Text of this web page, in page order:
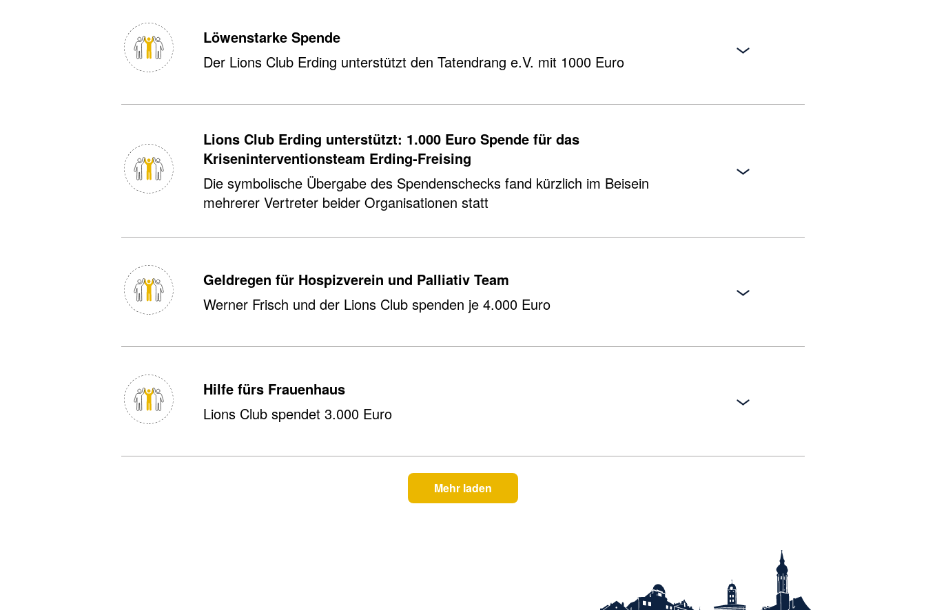
Löwenstarke Spende
Der Lions Club Er­ding un­ter­stützt den Ta­ten­drang e.V. mit 1000 Euro
Lions Club Erding unterstützt: 1.000 Euro Spende für das
Kriseninterventionsteam Erding-Freising
Die symbolische Übergabe des Spendenschecks fand kürzlich im Beisein
mehrerer Vertreter beider Organisationen statt
Geldregen für Hospizverein und Palliativ Team
Werner Frisch und der Lions Club spenden je 4.000 Euro
Hilfe fürs Frauenhaus
Lions Club spendet 3.000 Euro
Mehr laden